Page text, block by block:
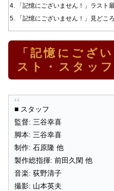
「記憶にございません！」ラスト
「記憶にございません！」見どころ
「記憶にござ
スト・スタッフ
■ スタッフ
監督: 三谷幸喜
脚本: 三谷幸喜
制作: 石原隆 他
製作総指揮: 前田久閑 他
音楽: 荻野清子
撮影: 山本英夫